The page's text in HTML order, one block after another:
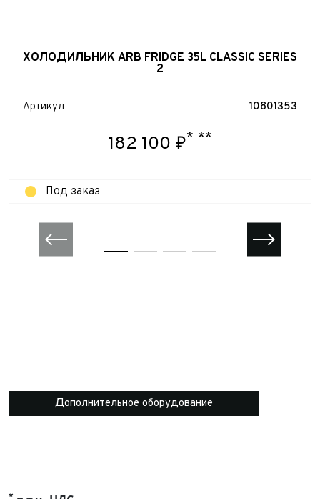
ХОЛОДИЛЬНИК ARB FRIDGE 35L CLASSIC SERIES
2
Артикул 10801353
182 100 ₽* **
Под заказ
Дополнительное оборудование
*